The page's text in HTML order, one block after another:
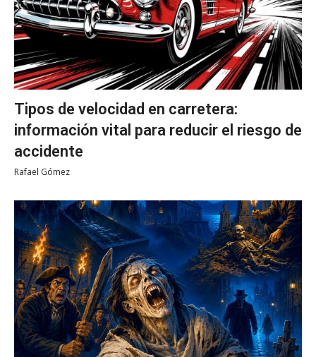
Tipos de velocidad en carretera:
información vital para reducir el riesgo de
accidente
Rafael Gómez